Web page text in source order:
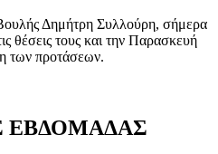
Δημήτρη Συλλούρη, σήμερα
θέσεις τους και την Παρασκευή
των προτάσεων.
ΕΒΔΟΜΑΔΑΣ